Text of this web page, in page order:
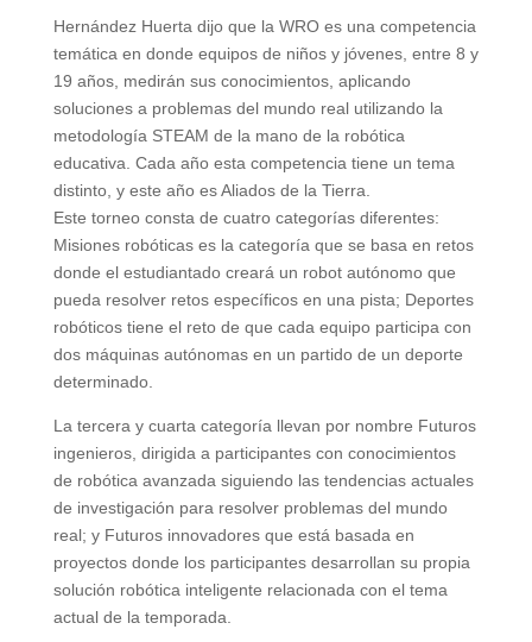
Hernández Huerta dijo que la WRO es una competencia
temática en donde equipos de niños y jóvenes, entre 8 y
19 años, medirán sus conocimientos, aplicando
soluciones a problemas del mundo real utilizando la
metodología STEAM de la mano de la robótica
educativa. Cada año esta competencia tiene un tema
distinto, y este año es Aliados de la Tierra.
Este torneo consta de cuatro categorías diferentes:
Misiones robóticas es la categoría que se basa en retos
donde el estudiantado creará un robot autónomo que
pueda resolver retos específicos en una pista; Deportes
robóticos tiene el reto de que cada equipo participa con
dos máquinas autónomas en un partido de un deporte
determinado.
La tercera y cuarta categoría llevan por nombre Futuros
ingenieros, dirigida a participantes con conocimientos
de robótica avanzada siguiendo las tendencias actuales
de investigación para resolver problemas del mundo
real; y Futuros innovadores que está basada en
proyectos donde los participantes desarrollan su propia
solución robótica inteligente relacionada con el tema
actual de la temporada.